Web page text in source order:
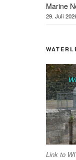
Marine
29. Juli
Link to